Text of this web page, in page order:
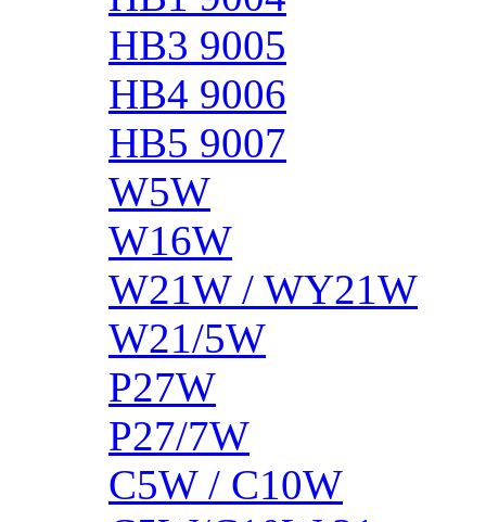
HB3 9005
HB4 9006
HB5 9007
W5W
W16W
W21W / WY21W
W21/5W
P27W
P27/7W
C5W / C10W